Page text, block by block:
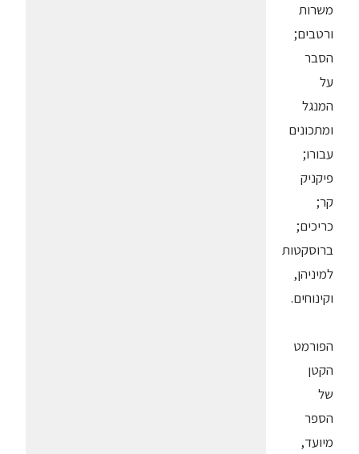
משרות
ורטבים;
הסבר
על
המנגל
ומתכונים
עבורו;
פיקניק
קר;
כריכים;
ברוסקטות
למיניהן,
וקינוחים.
הפורמט
הקטן
של
הספר
מיועד,